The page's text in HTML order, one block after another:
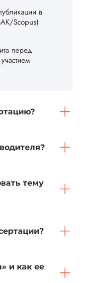
в
Scopus)
перед
тему
и как ее